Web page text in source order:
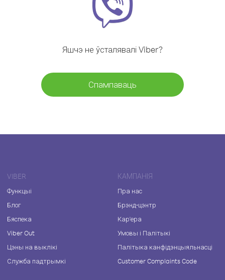
Яшчэ не ўсталявалі Viber?
Спампаваць
VIBER
Функцыі
Блог
Бяспека
Viber Out
Цэны на выклікі
Служба падтрымкі
КАМПАНІЯ
Пра нас
Брэнд-цэнтр
Кар'ера
Умовы і Палітыкі
Палітыка канфідэнцыяльнасці
Customer Complaints Code